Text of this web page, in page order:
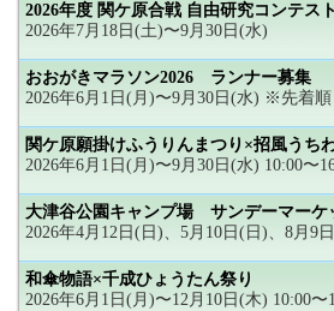
2026年度 関ケ原合戦 自由研究コンテスト
2026年7月18日(土)〜9月30日(水)
おおがきマラソン2026 ランナー募集
2026年6月1日(月)〜9月30日(水) ※先着順
関ケ原願掛けふうりんまつり×招風うち
2026年6月1日(月)〜9月30日(水) 10:00〜
大津谷公園キャンプ場 サンデーマーケ
2026年4月12日(日)、5月10日(日)、8月9
和傘物語×千成ひょうたん祭り
2026年6月1日(月)〜12月10日(木) 10:00〜